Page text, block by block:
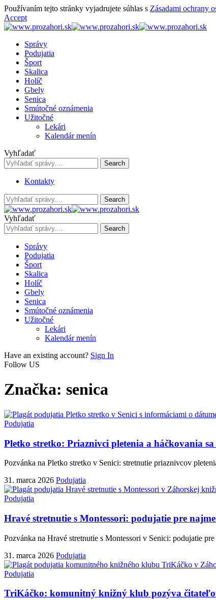
Používaním tejto stránky vyjadrujete súhlas s Zásadami ochrany
Accept
Správy
Podujatia
Šport
Skalica
Holíč
Gbely
Senica
Smútočné oznámenia
Užitočné
Lekári
Kalendár menín
Vyhľadať
Kontakty
Vyhľadať
Správy
Podujatia
Šport
Skalica
Holíč
Gbely
Senica
Smútočné oznámenia
Užitočné
Lekári
Kalendár menín
Have an existing account? Sign In
Follow US
Značka: senica
Podujatia
Pletko stretko: Priaznivci pletenia a háčkovania sa
Pozvánka na Pletko stretko v Senici: stretnutie priaznivcov
31. marca 2026 Podujatia
Podujatia
Hravé stretnutie s Montessori: podujatie pre
Pozvánka na Hravé stretnutie s Montessori v Senici: podujatie
31. marca 2026 Podujatia
Podujatia
TriKáčko: komunitný knižný klub pozýva